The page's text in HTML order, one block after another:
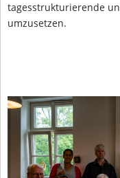
tagesstrukturierende
umzusetzen.